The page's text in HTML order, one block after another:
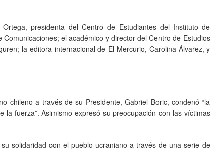
presidenta del Centro de Estudiantes del Instituto de
el académico y director del Centro de Estudios
la editora internacional de El Mercurio, Carolina Álvarez, y
chileno a través de su Presidente, Gabriel Boric, condenó “la
fuerza”. Asimismo expresó su preocupación con las víctimas
solidaridad con el pueblo ucraniano a través de una serie de